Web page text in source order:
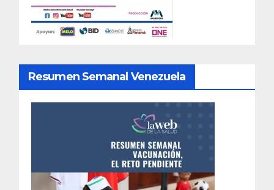
Resumen Semanal Venezuela